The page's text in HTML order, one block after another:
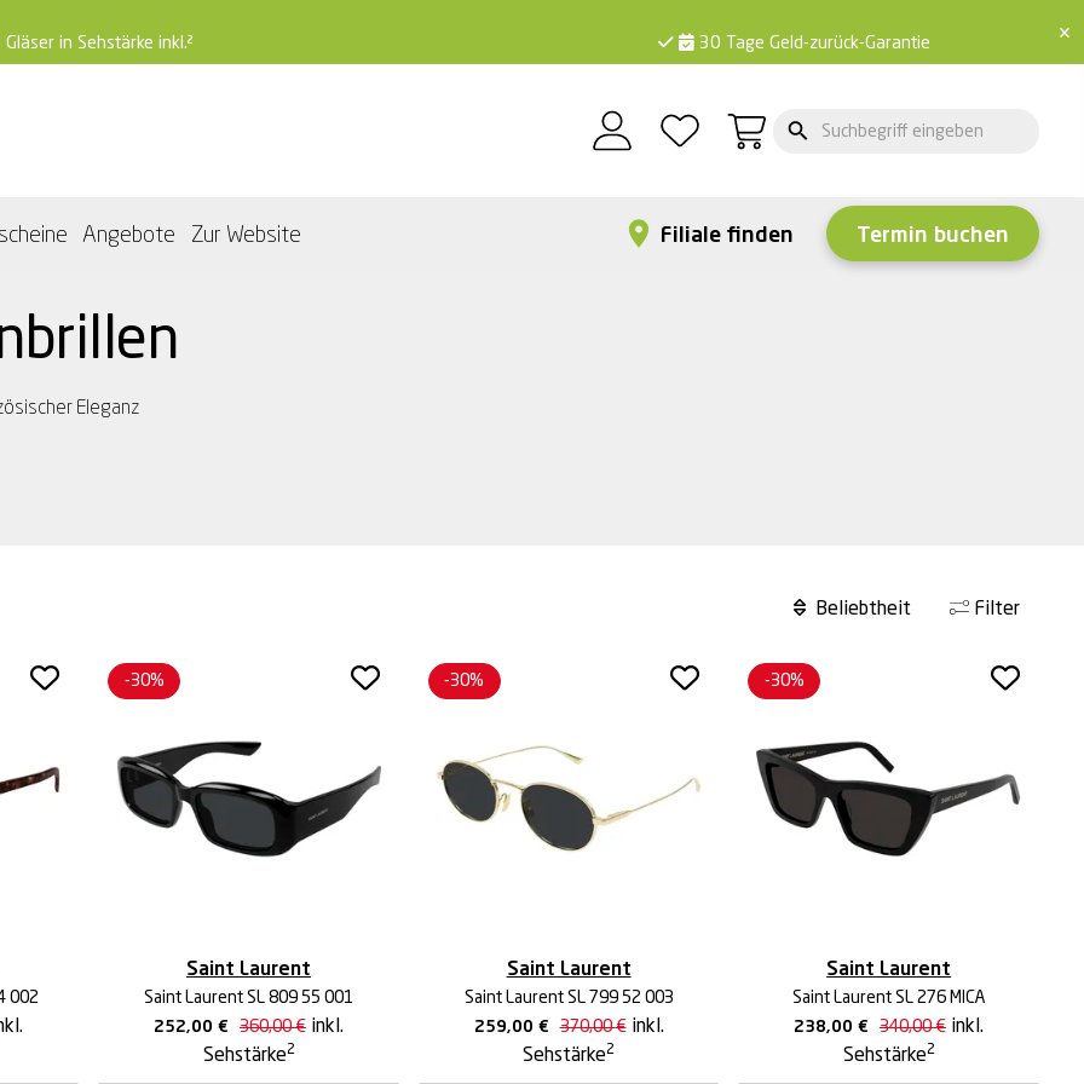
×
Gläser in Sehstärke inkl.² 30 Tage Geld-zurück-Garantie
Angebote Zur Website Filiale finden Termin buchen
Eleganz
Filter
002
Saint Laurent
Saint Laurent SL 809 55 001
252,00€ 360,00€ inkl.
Sehstärke2
-30%
Saint Laurent
Saint Laurent SL 799 52 003
259,00 € 370,00€ inkl.
Sehstärke2
-30%
Saint Laurent
Saint Laurent SL 276 MICA
238,00€ 340,00€ inkl.
Sehstärke2
-30%